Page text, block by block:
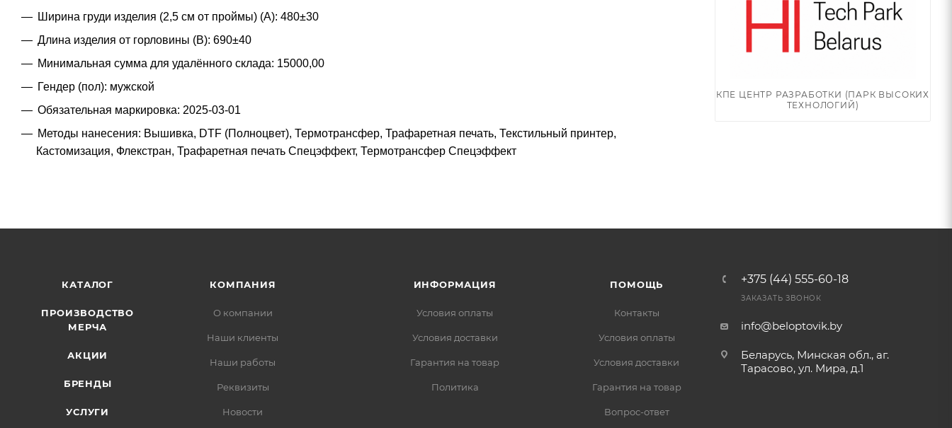
Ширина груди изделия (2,5 см от проймы) (A): 480±30
Длина изделия от горловины (B): 690±40
Минимальная сумма для удалённого склада: 15000,00
Гендер (пол): мужской
Обязательная маркировка: 2025-03-01
Методы нанесения: Вышивка, DTF (Полноцвет), Термотрансфер, Трафаретная печать, Текстильный принтер,
Кастомизация, Флекстран, Трафаретная печать Спецэффект, Термотрансфер Спецэффект
КПЕ ЦЕНТР РАЗРАБОТКИ (ПАРК ВЫСОКИХ
ТЕХНОЛОГИЙ)
КАТАЛОГ
ПРОИЗВОДСТВО
МЕРЧА
АКЦИИ
БРЕНДЫ
УСЛУГИ
КОМПАНИЯ
О компании
Наши клиенты
Наши работы
Реквизиты
Новости
ИНФОРМАЦИЯ
Условия оплаты
Условия доставки
Гарантия на товар
Политика
ПОМОЩЬ
Контакты
Условия оплаты
Условия доставки
Гарантия на товар
Вопрос-ответ
+375 (44) 555-60-18
ЗАКАЗАТЬ ЗВОНОК
info@beloptovik.by
Беларусь, Минская обл., аг.
Тарасово, ул. Мира, д.1